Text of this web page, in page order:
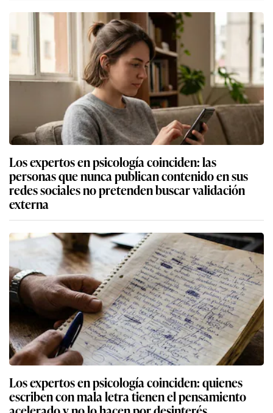
Los expertos en psicología coinciden: las
personas que nunca publican contenido en sus
redes sociales no pretenden buscar validación
externa
Los expertos en psicología coinciden: quienes
escriben con mala letra tienen el pensamiento